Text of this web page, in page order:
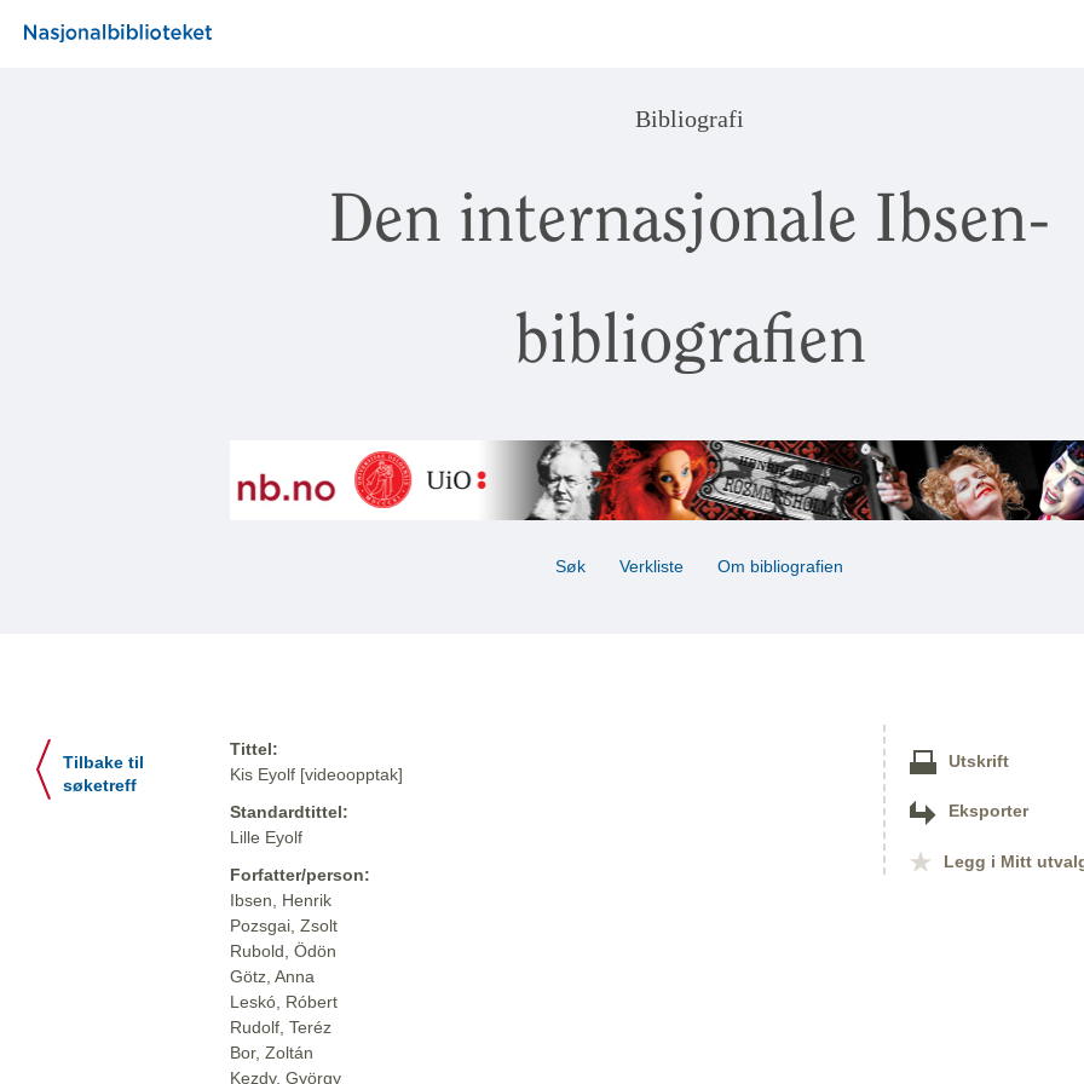
Bibliografi
Den internasjonale Ibsen-
bibliografien
Søk Verkliste Om bibliografien
Tilbake til
søketreff
Tittel:
Kis Eyolf [videoopptak]
Standardtittel:
Lille Eyolf
Forfatter/person:
Ibsen, Henrik
Pozsgai, Zsolt
Rubold, Ödön
Götz, Anna
Leskó, Róbert
Rudolf, Teréz
Bor, Zoltán
Kezdy, György
Utskrift
Eksporter
Legg i Mitt